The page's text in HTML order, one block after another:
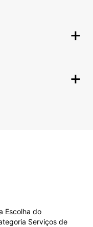
Escolha do
Serviços de